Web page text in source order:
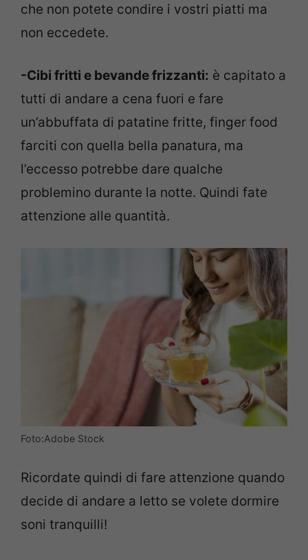
che non potete condire i vostri piatti ma
non eccedete.
-Cibi fritti e bevande frizzanti: è capitato a
tutti di andare a cena fuori e fare
un’abbuffata di patatine fritte, finger food
farciti con quella bella panatura, ma
l’eccesso potrebbe dare qualche
problemino durante la notte. Quindi fate
attenzione alle quantità.
Foto:Adobe Stock
Ricordate quindi di fare attenzione quando
decide di andare a letto se volete dormire
soni tranquilli!